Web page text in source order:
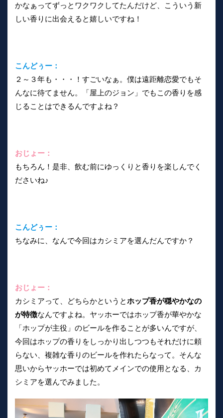
かなぁってずっとワクワクしてたんだけど、こういう新
しい香りに出会えると嬉しいですね！
こんどぅー：
２～３年も・・・！すごいなぁ。僕は遠距離恋愛でもそ
んなに待てません。「屋上のジョン」でもこの香りを感
じることはできるんですよね？
おじょー：
もちろん！是非、飲む前にゆっくりと香りを楽しんでく
ださいね♪
こんどぅー：
ちなみに、なんで今回はカシミアを選んだんですか？
おじょー：
カシミアって、どちらかというとホップ香が穏やかなの
が特徴なんですよね。ヤッホーではホップ香が華やかな
「ホップが主役」のビールを作ることが多いんですが、
今回はホップの香りをしっかり出しつつもそれだけに頼
らない、複雑な香りのビールを作れたらなって。そんな
思いからヤッホーでは初めてメインでの使用となる、カ
シミアを選んでみました。